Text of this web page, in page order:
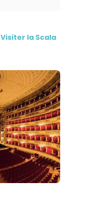
Visiter la Scala